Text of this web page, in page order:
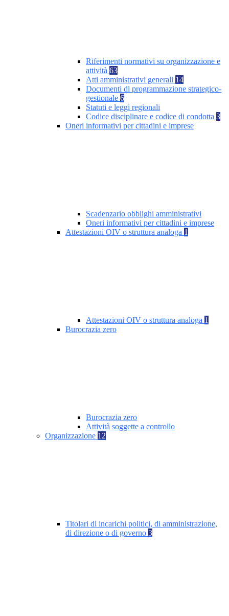
Riferimenti normativi su organizzazione e
attività 63
Atti amministrativi generali 14
Documenti di programmazione strategico-
gestionale 6
Statuti e leggi regionali
Codice disciplinare e codice di condotta 3
Oneri informativi per cittadini e imprese
Scadenzario obblighi amministrativi
Oneri informativi per cittadini e imprese
Attestazioni OIV o struttura analoga 1
Attestazioni OIV o struttura analoga 1
Burocrazia zero
Burocrazia zero
Attività soggette a controllo
Organizzazione 12
Titolari di incarichi politici, di amministrazione,
di direzione o di governo 3